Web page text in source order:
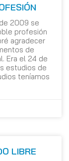
2009 se
profesión
agradecer
de
Era el 24 de
estudios de
teníamos
LIBRE